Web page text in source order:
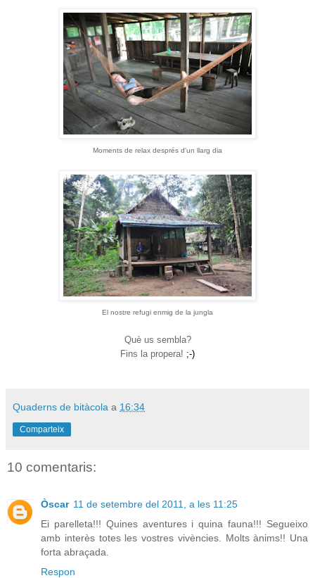
Moments de relax després d'un llarg dia
El nostre refugi enmig de la jungla
Què us sembla?
Fins la propera! ;-)
Quaderns de bitàcola a 16:34
Comparteix
10 comentaris:
Òscar 11 de setembre del 2011, a les 11:25
Ei parelleta!!! Quines aventures i quina fauna!!! Segueixo
amb interès totes les vostres vivències. Molts ànims!! Una
forta abraçada.
Respon